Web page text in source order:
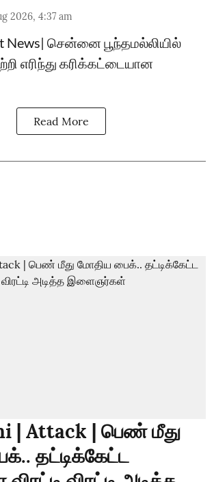
2026, 4:37 am
News| சென்னை பூந்தமல்லியில்
எரிந்து கரிக்கட்டையான
Read More
| Attack | பெண் மீது
தட்டிக்கேட்ட